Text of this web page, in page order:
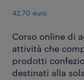
42,70 euro
Corso online di
attività che
prodotti
destinati alla